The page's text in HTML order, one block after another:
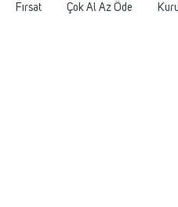
Fırsat Çok Al Az Öde